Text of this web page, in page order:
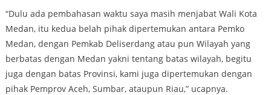
“Dulu ada pembahasan waktu saya masih menjabat Wali Kota
Medan, itu kedua belah pihak dipertemukan antara Pemko
Medan, dengan Pemkab Deliserdang atau pun Wilayah yang
berbatas dengan Medan yakni tentang batas wilayah, begitu
juga dengan batas Provinsi, kami juga dipertemukan dengan
pihak Pemprov Aceh, Sumbar, ataupun Riau,” ucapnya.